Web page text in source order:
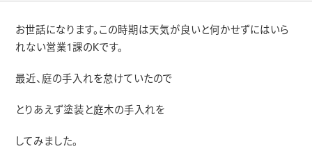
お世話になります。この時期は天気が良いと何かせずにはいら
れない営業1課のKです。
最近、庭の手入れを怠けていたので
とりあえず塗装と庭木の手入れを
してみました。